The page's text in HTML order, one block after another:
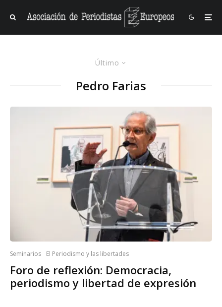
Último
Pedro Farias
Seminarios El Periodismo y las libertades
Foro de reflexión: Democracia,
periodismo y libertad de expresión